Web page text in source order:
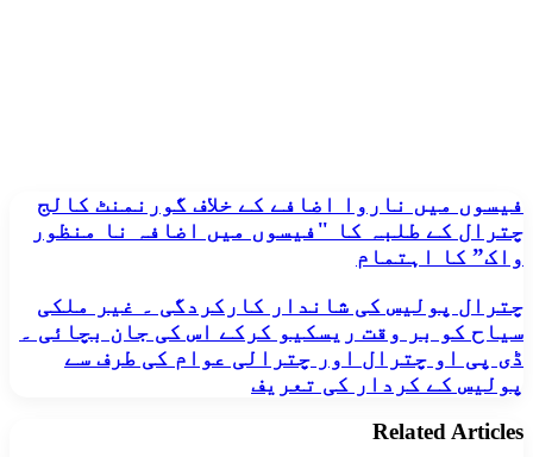
فیسوں
میں
ناروا
اضافے
خلاف
گورنمنٹ
کالج
چترال
کے
کا
فیسوں میں ناروا اضافے کے خلاف گورنمنٹ کالج
چترال کے طلبہ کا "فیسوں میں اضافہ نا منظور
واک” کا اہتمام
چترال
پولیس
کی
شاندار
کارکردگی
غیر
چترال پولیس کی شاندار کارکردگی ۔ غیر ملکی
سیاح کو بر وقت ریسکیو کرکے اس کی جان بچائی ۔
ڈی پی او چترال اور چترالی عوام کی طرف سے
پولیس کے کردار کی تعریف
Related Articles